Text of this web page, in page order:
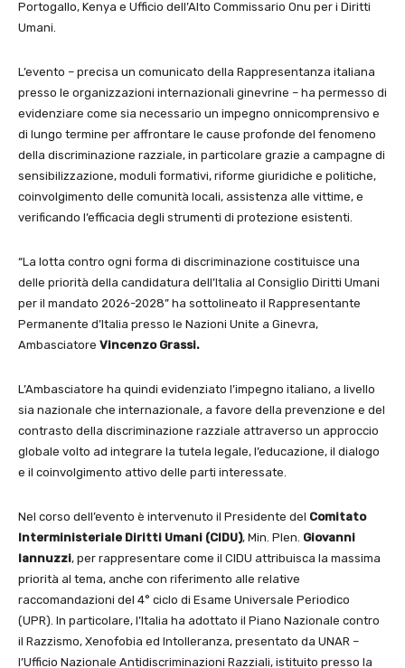
Portogallo, Kenya e Ufficio dell’Alto Commissario Onu per i Diritti
Umani.
L’evento – precisa un comunicato della Rappresentanza italiana
presso le organizzazioni internazionali ginevrine – ha permesso di
evidenziare come sia necessario un impegno onnicomprensivo e
di lungo termine per affrontare le cause profonde del fenomeno
della discriminazione razziale, in particolare grazie a campagne di
sensibilizzazione, moduli formativi, riforme giuridiche e politiche,
coinvolgimento delle comunità locali, assistenza alle vittime, e
verificando l’efficacia degli strumenti di protezione esistenti.
“La lotta contro ogni forma di discriminazione costituisce una
delle priorità della candidatura dell’Italia al Consiglio Diritti Umani
per il mandato 2026-2028” ha sottolineato il Rappresentante
Permanente d’Italia presso le Nazioni Unite a Ginevra,
Ambasciatore Vincenzo Grassi.
L’Ambasciatore ha quindi evidenziato l’impegno italiano, a livello
sia nazionale che internazionale, a favore della prevenzione e del
contrasto della discriminazione razziale attraverso un approccio
globale volto ad integrare la tutela legale, l’educazione, il dialogo
e il coinvolgimento attivo delle parti interessate.
Nel corso dell’evento è intervenuto il Presidente del Comitato
Interministeriale Diritti Umani (CIDU), Min. Plen. Giovanni
Iannuzzi, per rappresentare come il CIDU attribuisca la massima
priorità al tema, anche con riferimento alle relative
raccomandazioni del 4° ciclo di Esame Universale Periodico
(UPR). In particolare, l’Italia ha adottato il Piano Nazionale contro
il Razzismo, Xenofobia ed Intolleranza, presentato da UNAR –
l’Ufficio Nazionale Antidiscriminazioni Razziali, istituito presso la